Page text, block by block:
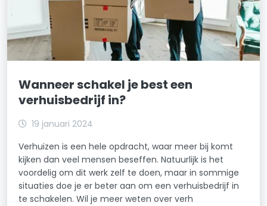
Wanneer schakel je best een
verhuisbedrijf in?
19 januari 2024
Verhuizen is een hele opdracht, waar meer bij komt
kijken dan veel mensen beseffen. Natuurlijk is het
voordelig om dit werk zelf te doen, maar in sommige
situaties doe je er beter aan om een verhuisbedrijf in
te schakelen. Wil je meer weten over verh